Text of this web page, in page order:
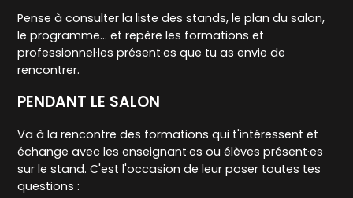
Pense à consulter la liste des stands, le plan du salon,
le programme... et repère les formations et
professionnel·les présent·es que tu as envie de
rencontrer.
PENDANT LE SALON
Va à la rencontre des formations qui t'intéressent et
échange avec les enseignant·es ou élèves présent·es
sur le stand. C'est l'occasion de leur poser toutes tes
questions :